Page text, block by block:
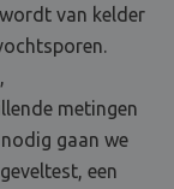
van kelder
metingen
gaan we
een